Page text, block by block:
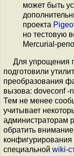
может быть
проекта
но тестовую
Mercurial-
Для упрощения
подготовили
преобразования
вызова: doveconf -
Тем не менее
учитывает
администраторам
обратить
специальной wiki-